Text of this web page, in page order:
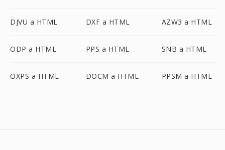
DJVU a HTML DXF a HTML AZW3 a HTML
ODP a HTML PPS a HTML SNB a HTML
OXPS a HTML DOCM a HTML PPSM a HTML